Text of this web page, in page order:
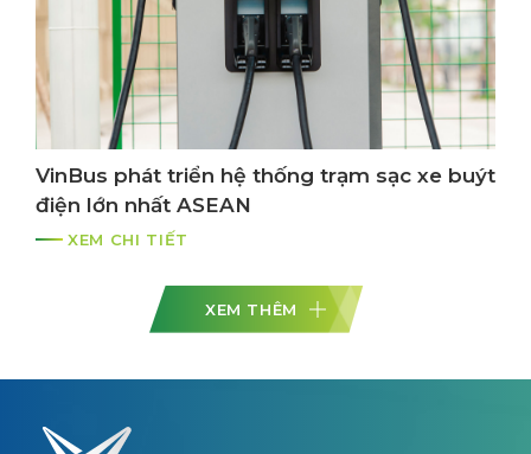
VinBus phát triển hệ thống trạm sạc xe buýt
điện lớn nhất ASEAN
XEM CHI TIẾT
XEM THÊM